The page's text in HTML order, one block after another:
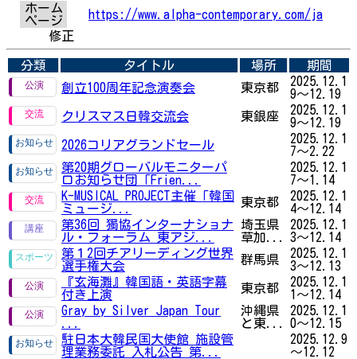
ホーム
ページ
https://www.alpha-contemporary.com/ja
修正
分類 タイトル 場所
期間
創立100周年記念演奏会
東京都
2025.12.1
9～12.19
クリスマス日韓交流会
東銀座
2025.12.1
9～12.19
2026コリアグランドセール
2025.12.1
7～2.22
第20期グローバルモニターパ
ロお知らせ団「Frien...
2025.12.1
7～1.14
K-MUSICAL PROJECT主催「韓国
ミュージ...
東京都
2025.12.1
4～12.14
第36回 獨協インターナショナ
ル・フォーラム 東アジ...
埼玉県
草加...
2025.12.1
3～12.14
第１2回チアリーディング世界
選手権大会
群馬県
2025.12.1
3～12.13
『玄海灘』韓国語・英語字幕
付き上演
東京都
2025.12.1
1～12.14
Gray by Silver Japan Tour
沖縄県
と東...
2025.12.1
0～12.15
駐日本大韓民国大使館 施設管
理業務委託 入札公告 第...
2025.12.9
～12.12